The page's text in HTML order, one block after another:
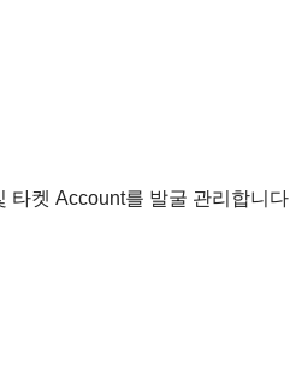
타켓 Account를 발굴 관리합니다